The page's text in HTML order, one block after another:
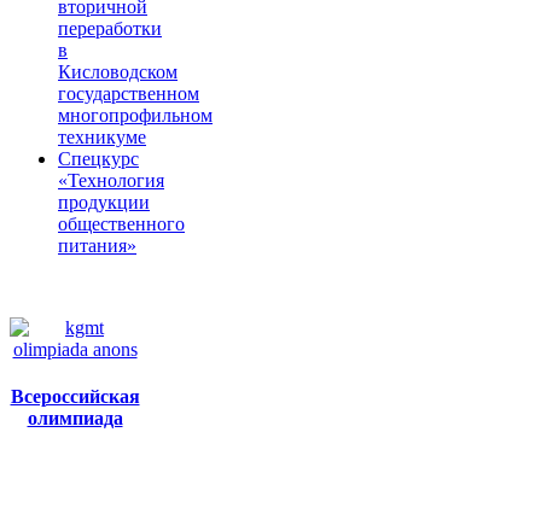
вторичной
переработки
в
Кисловодском
государственном
многопрофильном
техникуме
Спецкурс
«Технология
продукции
общественного
питания»
Всероссийская
олимпиада